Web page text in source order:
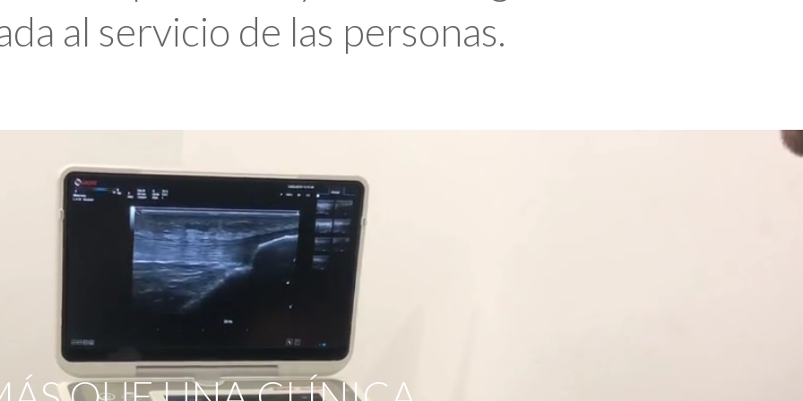
al servicio de las personas.